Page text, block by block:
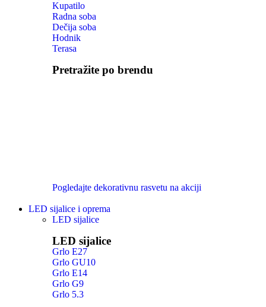
Kupatilo
Radna soba
Dečija soba
Hodnik
Terasa
Pretražite po brendu
Pogledajte dekorativnu rasvetu na akciji
LED sijalice i oprema
LED sijalice
LED sijalice
Grlo E27
Grlo GU10
Grlo E14
Grlo G9
Grlo 5.3